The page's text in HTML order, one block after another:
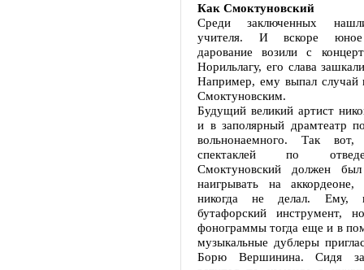
Как Смоктуновский
Среди заключенных
учителя. И вскоре юное
дарование возили с
Норильлагу, его слава
Например, ему выпал случай
Смоктуновским.
Будущий великий артист
и в заполярный драмтеатр
вольнонаемного. Так
спектаклей по
Смоктуновский должен был
наигрывать на
никогда не делал. Ему,
бутафорский инструмент,
фонограммы тогда еще и в
музыкальные дублеры
Борю Вершинина. Сидя